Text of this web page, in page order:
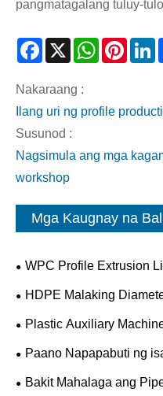
pangmatagalang tuluy-
Facebook
X WhatsApp
Nakaraang :
Ilang uri ng profile
Susunod :
Nagsimula ang mga
workshop
Mga Kaugnay na
WPC Profile Extrusion
at Pag-optimize ng Proseso
HDPE Malaking
Isang Praktikal na Gabay
Plastic Auxiliary
Pangalawang Kagamitan
Paano Napapabuti ng
Kahusayan sa Paggawa?
Bakit Mahalaga ang